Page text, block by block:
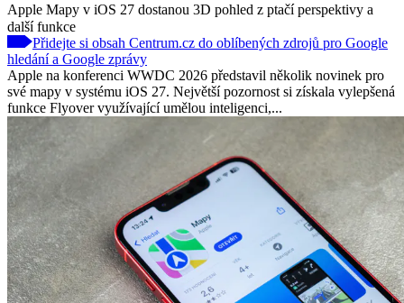
Apple Mapy v iOS 27 dostanou 3D pohled z ptačí perspektivy a
další funkce
Přidejte si obsah Centrum.cz do oblíbených zdrojů pro Google
hledání a Google zprávy
Apple na konferenci WWDC 2026 představil několik novinek pro
své mapy v systému iOS 27. Největší pozornost si získala vylepšená
funkce Flyover využívající umělou inteligenci,...